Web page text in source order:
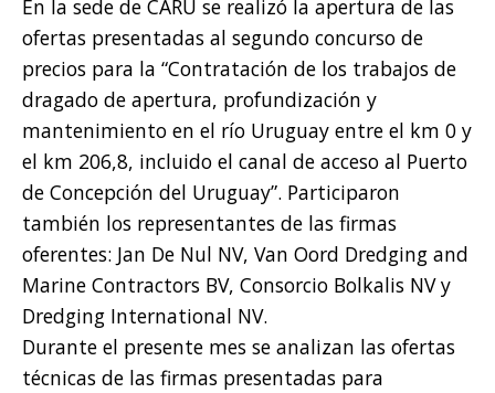
En la sede de CARU se realizó la apertura de las
ofertas presentadas al segundo concurso de
precios para la “Contratación de los trabajos de
dragado de apertura, profundización y
mantenimiento en el río Uruguay entre el km 0 y
el km 206,8, incluido el canal de acceso al Puerto
de Concepción del Uruguay”. Participaron
también los representantes de las firmas
oferentes: Jan De Nul NV, Van Oord Dredging and
Marine Contractors BV, Consorcio Bolkalis NV y
Dredging International NV.
Durante el presente mes se analizan las ofertas
técnicas de las firmas presentadas para